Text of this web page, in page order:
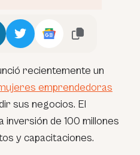
recientemente un
emprendedoras
sus negocios. El
de 100 millones
y capacitaciones.